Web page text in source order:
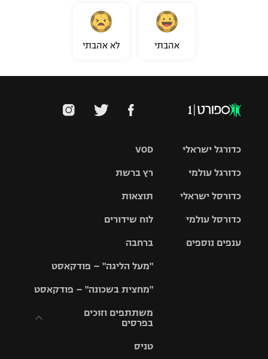
אהבתי לא אהבתי
VOD
רץ ברשת
תוצאות
לוח שידורים
ברחבה
"מעל הליגה" – פודקאסט
"מחצית בשכונה" – פודקאסט
משתתפים וזוכים
בפרסים
טניס
כדורגל ישראלי
גביע הטוטו
כדורגל עולמי
האלופות
ליגה
כדורסל ישראלי
סל
כדורסל עולמי
ענפים נוספים